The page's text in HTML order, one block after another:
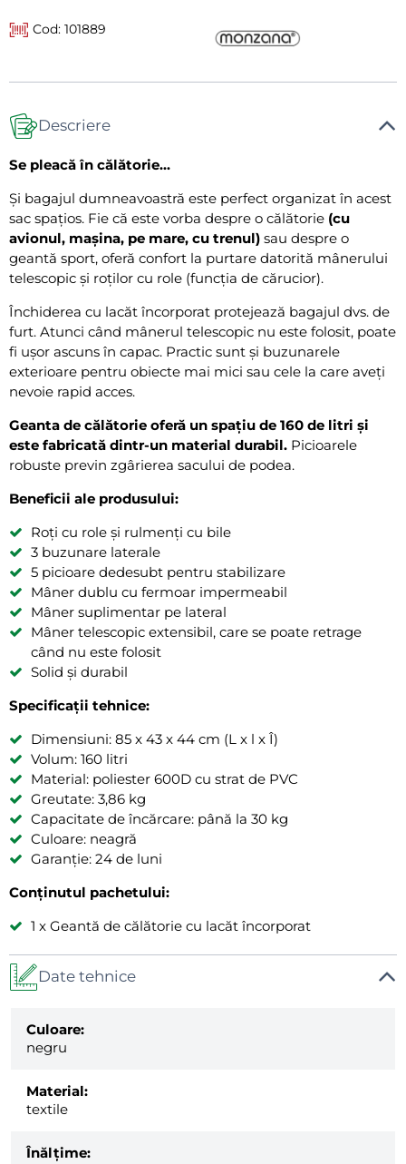
Cod: 101889
Descriere
Se pleacă în călătorie...
Și bagajul dumneavoastră este perfect organizat în acest
sac spațios. Fie că este vorba despre o călătorie (cu
avionul, mașina, pe mare, cu trenul) sau despre o
geantă sport, oferă confort la purtare datorită mânerului
telescopic și roților cu role (funcția de cărucior).
Închiderea cu lacăt încorporat protejează bagajul dvs. de
furt. Atunci când mânerul telescopic nu este folosit, poate
fi ușor ascuns în capac. Practic sunt și buzunarele
exterioare pentru obiecte mai mici sau cele la care aveți
nevoie rapid acces.
Geanta de călătorie oferă un spațiu de 160 de litri și
este fabricată dintr-un material durabil. Picioarele
robuste previn zgârierea sacului de podea.
Beneficii ale produsului:
Roți cu role și rulmenți cu bile
3 buzunare laterale
5 picioare dedesubt pentru stabilizare
Mâner dublu cu fermoar impermeabil
Mâner suplimentar pe lateral
Mâner telescopic extensibil, care se poate retrage
când nu este folosit
Solid și durabil
Specificații tehnice:
Dimensiuni: 85 x 43 x 44 cm (L x l x Î)
Volum: 160 litri
Material: poliester 600D cu strat de PVC
Greutate: 3,86 kg
Capacitate de încărcare: până la 30 kg
Culoare: neagră
Garanție: 24 de luni
Conținutul pachetului:
1 x Geantă de călătorie cu lacăt încorporat
Date tehnice
Culoare:
negru
Material:
textile
Înălțime: